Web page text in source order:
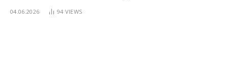
04.06.2026 94 VIEWS